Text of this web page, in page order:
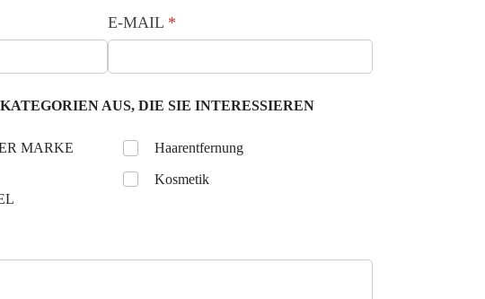
E-MAIL *
(is vereist)
AUS, DIE SIE INTERESSIEREN
MARKE
UntitledHaarentfernung
Kosmetik